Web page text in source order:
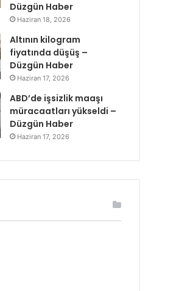
Düzgün Haber
Haziran 18, 2026
Altının kilogram
fiyatında düşüş –
Düzgün Haber
Haziran 17, 2026
ABD’de işsizlik maaşı
müracaatları yükseldi –
Düzgün Haber
Haziran 17, 2026